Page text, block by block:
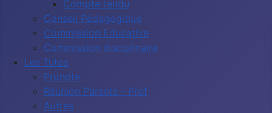
Compte rendu
Conseil Pédagogique
Commission Educative
Commission disciplinaire
Les Tutos
Pronote
Réunion Parents - Prof
Autres